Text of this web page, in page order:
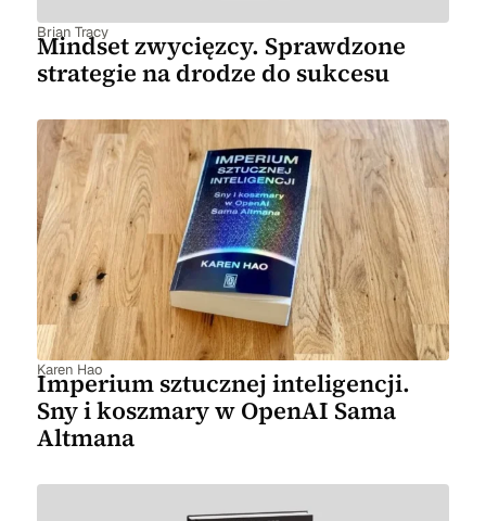
Brian Tracy
Mindset zwycięzcy. Sprawdzone
strategie na drodze do sukcesu
Karen Hao
Imperium sztucznej inteligencji.
Sny i koszmary w OpenAI Sama
Altmana